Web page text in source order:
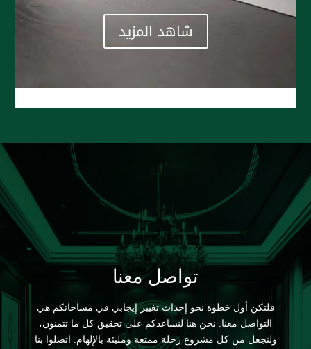
شاهد المزيد
تواصل معنا
فلتكن أول خطوة نحو إحداث تغيير إيجابي في مساحاتكم هي
التواصل معنا. نحن هنا لنساعدكم على تحقيق كل ما تتمنون،
ولنجعل من كل مشروع رحلة ممتعة ومليئة بالإلهام. اتصلوا بنا